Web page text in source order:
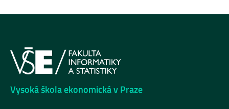
Vysoká škola ekonomická v Praze